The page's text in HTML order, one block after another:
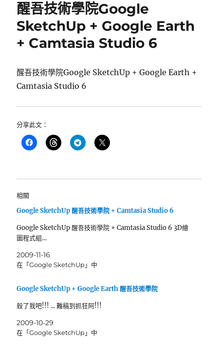
醒吾技術學院Google
SketchUp + Google Earth
+ Camtasia Studio 6
醒吾技術學院Google SketchUp + Google Earth +
Camtasia Studio 6
分享此文：
相關
Google SketchUp 醒吾技術學院 + Camtasia Studio 6
Google SketchUp 醒吾技術學院 + Camtasia Studio 6 3D繪
圖程式組…
2009-11-16
在「Google SketchUp」中
Google SketchUp + Google Earth 醒吾技術學院
殺了我吧!!! ... 難稿到抓狂阿!!!
2009-10-29
在「Google SketchUp」中